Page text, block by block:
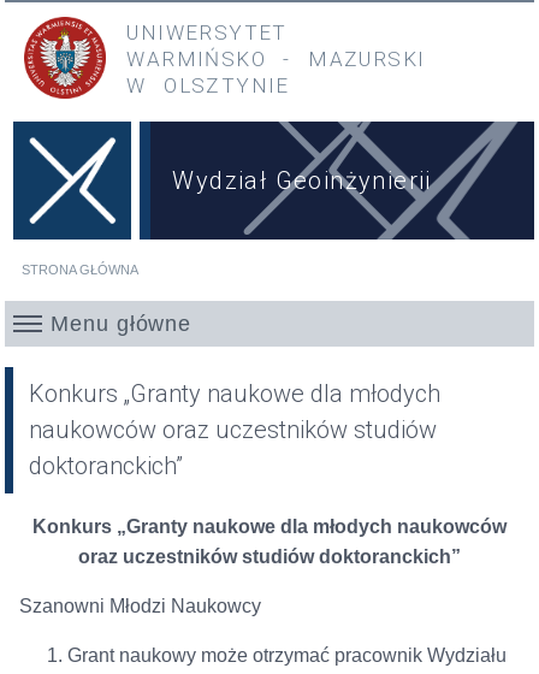
Przejdź do treści
Przejdź do menu głównego
UNIWERSYTET
WARMIŃSKO
- MAZURSKI
W OLSZTYNIE
Wydział Geoinżynierii
STRONA GŁÓWNA
Menu główne
Konkurs „Granty naukowe dla młodych
naukowców oraz uczestników studiów
doktoranckich”
Konkurs „Granty naukowe dla młodych naukowców
oraz uczestników studiów doktoranckich”
Szanowni Młodzi Naukowcy
Grant naukowy może otrzymać pracownik Wydziału